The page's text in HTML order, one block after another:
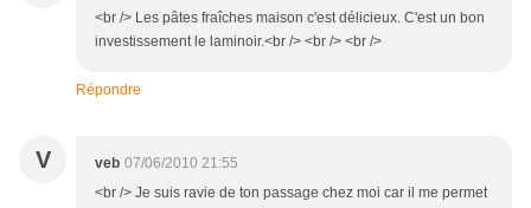
<br /> Les pâtes fraîches maison c'est délicieux. C'est un bon
investissement le laminoir.<br /> <br /> <br />
Répondre
V veb 07/06/2010 21:55
<br /> Je suis ravie de ton passage chez moi car il me permet